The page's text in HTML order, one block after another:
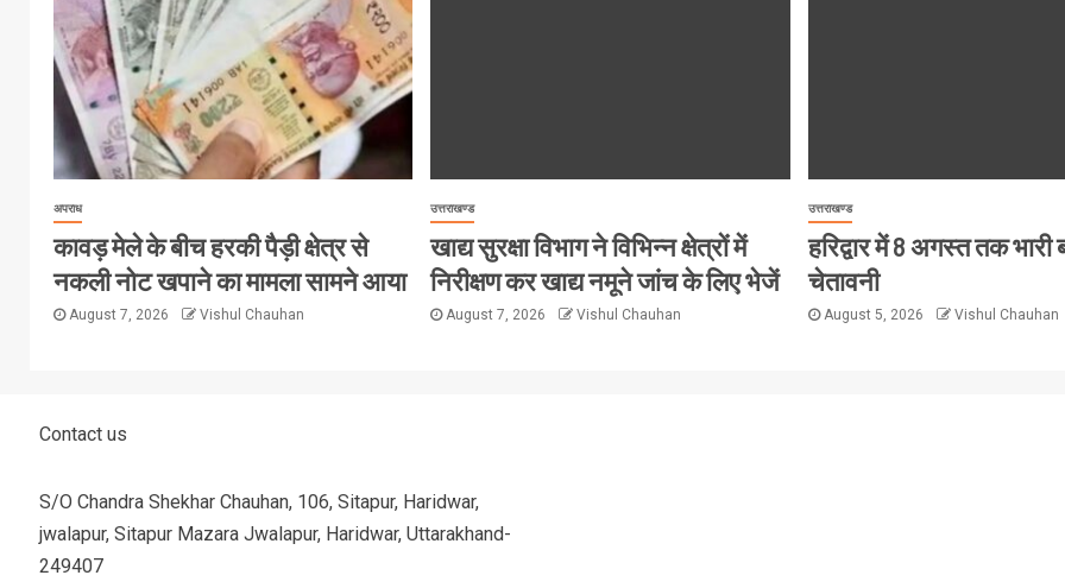
अपराध
कावड़ मेले के बीच हरकी पैड़ी क्षेत्र से
नकली नोट खपाने का मामला सामने आया
August 7, 2026 Vishul Chauhan
उत्तराखण्ड
खाद्य सुरक्षा विभाग ने विभिन्न क्षेत्रों में
निरीक्षण कर खाद्य नमूने जांच के लिए भेजें
August 7, 2026 Vishul Chauhan
उत्तराखण्ड
हरिद्वार में 8 अगस्त तक भारी
चेतावनी
August 5, 2026 Vishul Chauhan
Contact us
S/O Chandra Shekhar Chauhan, 106, Sitapur, Haridwar,
jwalapur, Sitapur Mazara Jwalapur, Haridwar, Uttarakhand-
249407